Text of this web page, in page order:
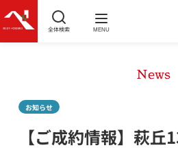
全体検索 MENU
News
お知らせ
【ご成約情報】萩丘